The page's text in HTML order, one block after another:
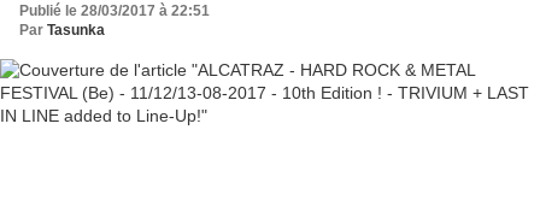
Publié le 28/03/2017 à 22:51
Par Tasunka